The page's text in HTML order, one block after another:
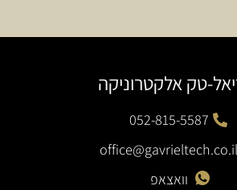
טק אלקטרוניקה
052-815-5587
office@gavrieltech.co.il
וואצאפ